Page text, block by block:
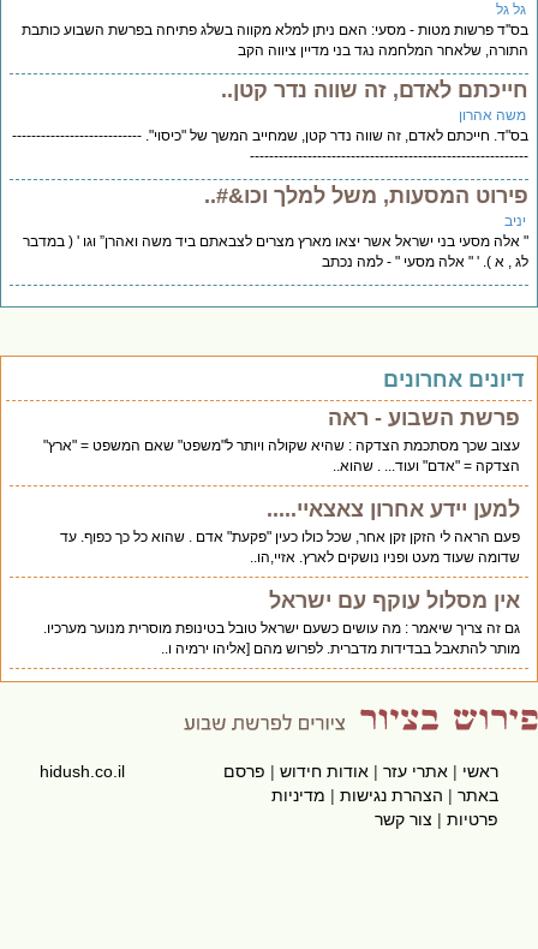
גל
פרשות מטות - מסעי: האם ניתן למלא מקווה בשלג פתיחה בפרשת השבוע כותבת
שלאחר המלחמה נגד בני מדיין ציווה הקב
לאדם, זה שווה נדר קטן..
אהרון
חייכתם לאדם, זה שווה נדר קטן, שמחייב המשך של "כיסוי". ---------------------------
המסעות, משל למלך וכו&#..
מסעי בני ישראל אשר יצאו מארץ מצרים לצבאתם ביד משה ואהרן” וגו ' ( במדבר
, א ). ' " אלה מסעי " - למה נכתב
אחרונים
פרשת השבוע - ראה
עצוב שכך מסתכמת הצדקה : שהיא שקולה ויותר ל"משפט" שאם המשפט = "ארץ"
הצדקה = "אדם" ועוד... . שהוא..
למען יידע אחרון צאצאיי.....
פעם הראה לי הזקן זקן אחר, שכל כולו כעין "פקעת" אדם . שהוא כל כך כפוף. עד
שדומה שעוד מעט ופניו נושקים לארץ. אזיי,הו..
אין מסלול עוקף עם ישראל
גם זה צריך שיאמר : מה עושים כשעם ישראל טובל בטינופת מוסרית מנוער מערכיו.
מותר להתאבל בבדידות מדברית. לפרוש מהם [אליהו ירמיה ו..
ראשי|אתרי עזר|אודות חידוש|פרסם
באתר|הצהרת נגישות|מדיניות
פרטיות|צור קשר
hidush.co.il